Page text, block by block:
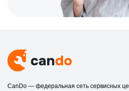
CanDo — федеральная сеть сервисных